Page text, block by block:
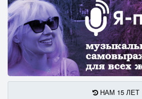
НАМ 15 ЛЕТ